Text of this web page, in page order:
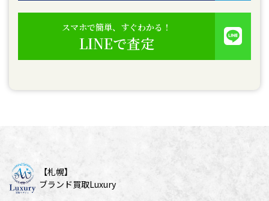
スマホで簡単、すぐわかる！
LINEで査定
【札幌】
ブランド買取Luxury